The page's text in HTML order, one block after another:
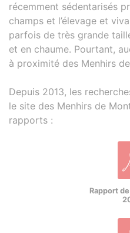
récemment sédentarisés
champs et l’élevage et
parfois de très grande
et en chaume. Pourtant,
à proximité des Menhirs
Depuis 2013, les
le site des Menhirs de
rapports :
Rapport